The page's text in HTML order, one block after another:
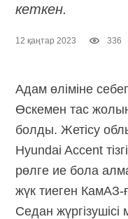
кеткен.
12 қаңтар 2023 336
Адам өліміне
Өскемен тас
болды. Жетісу
Hyundai Accent
рөлге ие бола
жүк тиеген
Седан